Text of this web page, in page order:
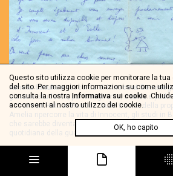
Amelia Umuhireracconta diInnocent
giovane studente, poi insegnante, marito e
estremisti Hutu in Ruanda. Sulle tracce della
Amelia ripercorre la vita di Innocent, gli studi in
che sarebbe diventata sua moglie, le ansie da
quotidiana della guerra civile ma anche le
in movimento fra Paesi diversi e ne emerge un
canone narrativo che l’Occidente bianco
Questo sito utilizza cookie per monitorare la
del sito. Per maggiori informazioni su come
consulta la nostra Informativa sui cookie.
acconsenti al nostro utilizzo dei cookie.
OK, ho capito